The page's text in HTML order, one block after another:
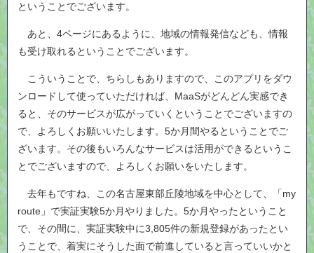
ということでございます。
あと、4ページにあるように、地域の情報発信なども、情報
も受け取れるということでございます。
こういうことで、ちらしもありますので、このアプリをダウ
ンロードして使っていただければ、MaaSがどんどん実感でき
ると、そのサービスが広がっていくということでございますの
で、よろしくお願いいたします。5か月間やるということでご
ざいます。その後もいろんなサービスは活用ができるというこ
とでございますので、よろしくお願いをいたします。
去年もですね、この名古屋東部丘陵地域を中心として、「my
route」で実証実験5か月やりました。5か月やったということ
で、その間に、実証実験中に3,805件の新規登録があったとい
うことで、着実にそうした面で前進していると言っていいかと